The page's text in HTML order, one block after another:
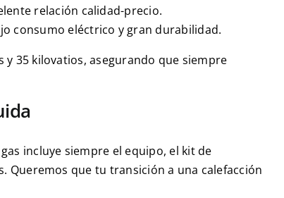
relación calidad-precio.
consumo eléctrico y gran durabilidad.
35 kilovatios, asegurando que siempre
incluye siempre el equipo, el kit de
Queremos que tu transición a una calefacción